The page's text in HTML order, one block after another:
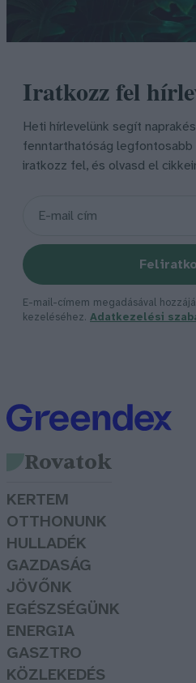
Iratkozz fel
Heti hírlevelünk segít
fenntarthatóság legfontosabb
iratkozz fel, és olvasd el
E-mail-címem megadásával
kezeléséhez. Adatkezelési
Rovatok
KERTEM
OTTHONUNK
HULLADÉK
GAZDASÁG
JÖVŐNK
EGÉSZSÉGÜNK
ENERGIA
GASZTRO
KÖZLEKEDÉS